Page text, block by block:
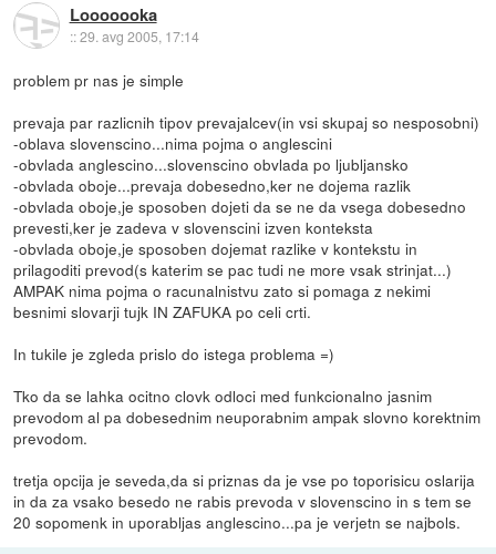
Looooooka
::29. avg 2005, 17:14
problem pr nas je simple
prevaja par razlicnih tipov prevajalcev(in vsi skupaj so nesposobni)
-oblava slovenscino...nima pojma o anglescini
-obvlada anglescino...slovenscino obvlada po ljubljansko
-obvlada oboje...prevaja dobesedno,ker ne dojema razlik
-obvlada oboje,je sposoben dojeti da se ne da vsega dobesedno
prevesti,ker je zadeva v slovenscini izven konteksta
-obvlada oboje,je sposoben dojemat razlike v kontekstu in
prilagoditi prevod(s katerim se pac tudi ne more vsak strinjat...)
AMPAK nima pojma o racunalnistvu zato si pomaga z nekimi
besnimi slovarji tujk IN ZAFUKA po celi crti.
In tukile je zgleda prislo do istega problema =)
Tko da se lahka ocitno clovk odloci med funkcionalno jasnim
prevodom al pa dobesednim neuporabnim ampak slovno korektnim
prevodom.
tretja opcija je seveda,da si priznas da je vse po toporisicu oslarija
in da za vsako besedo ne rabis prevoda v slovenscino in s tem se
20 sopomenk in uporabljas anglescino...pa je verjetn se najbols.